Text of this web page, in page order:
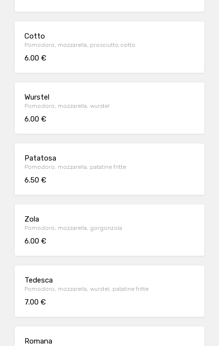
Cotto
Pomodoro, mozzarella, prosciutto cotto
6.00 €
Wurstel
Pomodoro, mozzarella, wurstel
6.00 €
Patatosa
Pomodoro, mozzarella, patatine fritte
6.50 €
Zola
Pomodoro, mozzarella, gorgonzola
6.00 €
Tedesca
Pomodoro, mozzarella, wurstel, patatine fritte
7.00 €
Romana